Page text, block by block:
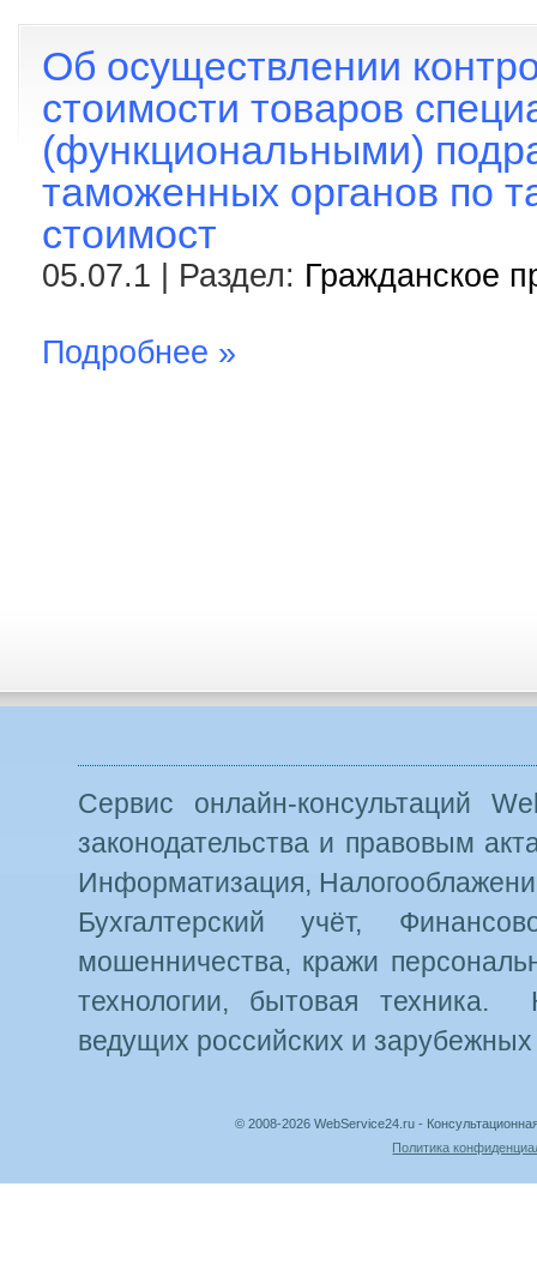
Об осуществлении
стоимости товаров
(функциональными)
таможенных органов по
стоимост
05.07.1 | Раздел: Гражданское
Подробнее »
Сервис онлайн-консультаций
законодательства и правовым
Информатизация,
Бухгалтерский учёт,
мошенничества, кражи
технологии, бытовая техника.
ведущих российских и
© 2008-2026 WebService24.ru -
Политика